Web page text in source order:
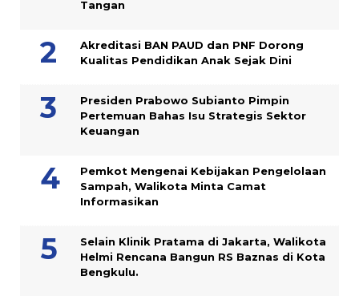
Tangan
Akreditasi BAN PAUD dan PNF Dorong
Kualitas Pendidikan Anak Sejak Dini
Presiden Prabowo Subianto Pimpin
Pertemuan Bahas Isu Strategis Sektor
Keuangan
Pemkot Mengenai Kebijakan Pengelolaan
Sampah, Walikota Minta Camat
Informasikan
Selain Klinik Pratama di Jakarta, Walikota
Helmi Rencana Bangun RS Baznas di Kota
Bengkulu.